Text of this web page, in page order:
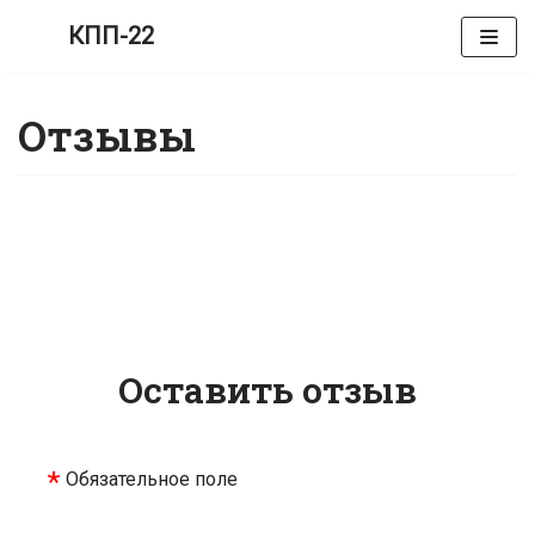
содержимому
КПП-22
Отзывы
Оставить отзыв
Обязательное поле